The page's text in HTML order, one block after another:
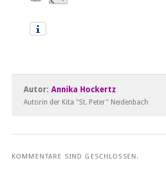
Autor: Annika Hockertz
Autorin der Kita "St. Peter" Neidenbach
KOMMENTARE SIND GESCHLOSSEN.